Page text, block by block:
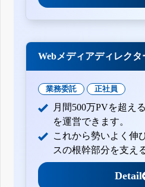
Webメディアディレクタ
業務委託 正社員
月間500万PVを超え
を運営できます。
これから勢いよく伸
スの根幹部分を支え
Detail